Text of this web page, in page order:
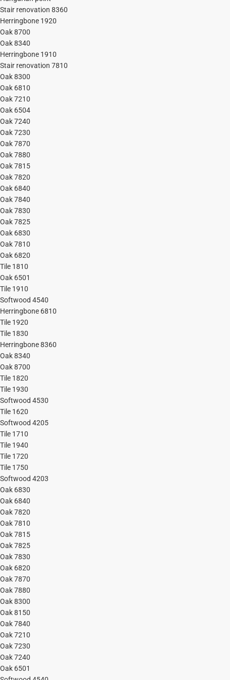
Stair renovation 8360
Herringbone 1920
Oak 8700
Oak 8340
Herringbone 1910
Stair renovation 7810
Oak 8300
Oak 6810
Oak 7210
Oak 6504
Oak 7240
Oak 7230
Oak 7870
Oak 7880
Oak 7815
Oak 7820
Oak 6840
Oak 7840
Oak 7830
Oak 7825
Oak 6830
Oak 7810
Oak 6820
Tile 1810
Oak 6501
Tile 1910
Softwood 4540
Herringbone 6810
Tile 1920
Tile 1830
Herringbone 8360
Oak 8340
Oak 8700
Tile 1820
Tile 1930
Softwood 4530
Tile 1620
Softwood 4205
Tile 1710
Tile 1940
Tile 1720
Tile 1750
Softwood 4203
Oak 6830
Oak 6840
Oak 7820
Oak 7810
Oak 7815
Oak 7825
Oak 7830
Oak 6820
Oak 7870
Oak 7880
Oak 8300
Oak 8150
Oak 7840
Oak 7210
Oak 7230
Oak 7240
Oak 6501